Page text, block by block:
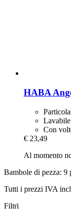
HABA
Con
€ 23,49
Al momento
Bambole di pezza: 9
Tutti i prezzi IVA
Filtri